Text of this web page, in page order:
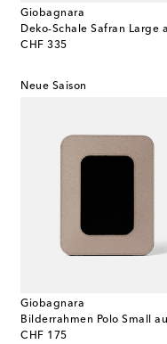
Giobagnara
CHF 335
original price
Neue Saison
Giobagnara
CHF 175
original price